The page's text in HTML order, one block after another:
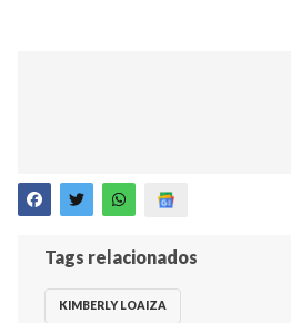
Tags relacionados
KIMBERLY LOAIZA